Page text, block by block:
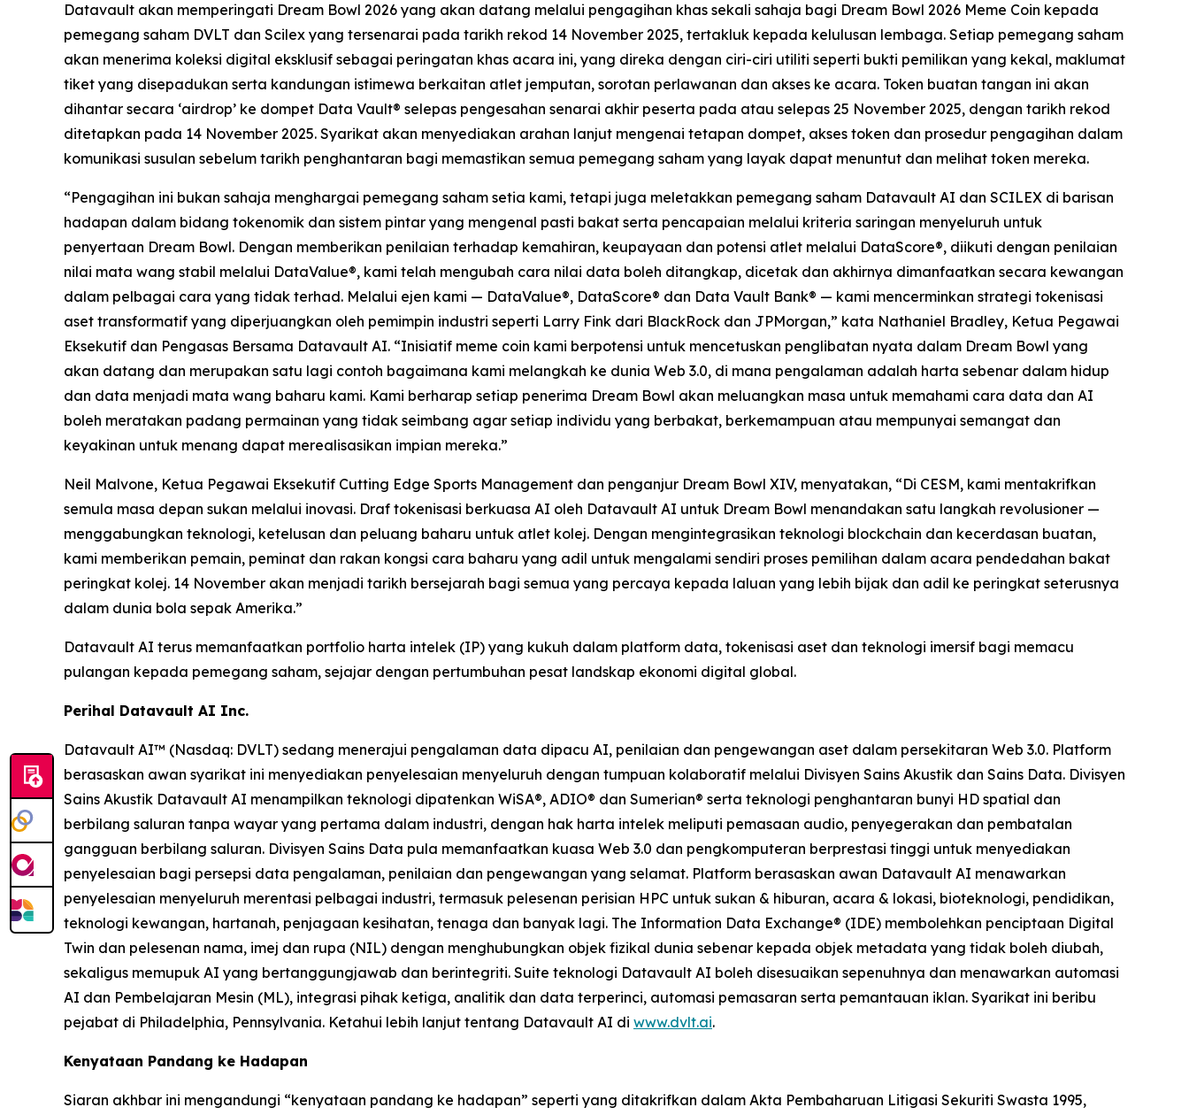
Datavault akan memperingati Dream Bowl 2026 yang akan datang melalui pengagihan khas sekali sahaja bagi Dream Bowl 2026 Meme Coin kepada
pemegang saham DVLT dan Scilex yang tersenarai pada tarikh rekod 14 November 2025, tertakluk kepada kelulusan lembaga. Setiap pemegang saham
akan menerima koleksi digital eksklusif sebagai peringatan khas acara ini, yang direka dengan ciri-ciri utiliti seperti bukti pemilikan yang kekal, maklumat
tiket yang disepadukan serta kandungan istimewa berkaitan atlet jemputan, sorotan perlawanan dan akses ke acara. Token buatan tangan ini akan
dihantar secara ‘airdrop’ ke dompet Data Vault® selepas pengesahan senarai akhir peserta pada atau selepas 25 November 2025, dengan tarikh rekod
ditetapkan pada 14 November 2025. Syarikat akan menyediakan arahan lanjut mengenai tetapan dompet, akses token dan prosedur pengagihan dalam
komunikasi susulan sebelum tarikh penghantaran bagi memastikan semua pemegang saham yang layak dapat menuntut dan melihat token mereka.
“Pengagihan ini bukan sahaja menghargai pemegang saham setia kami, tetapi juga meletakkan pemegang saham Datavault AI dan SCILEX di barisan
hadapan dalam bidang tokenomik dan sistem pintar yang mengenal pasti bakat serta pencapaian melalui kriteria saringan menyeluruh untuk
penyertaan Dream Bowl. Dengan memberikan penilaian terhadap kemahiran, keupayaan dan potensi atlet melalui DataScore®, diikuti dengan penilaian
nilai mata wang stabil melalui DataValue®, kami telah mengubah cara nilai data boleh ditangkap, dicetak dan akhirnya dimanfaatkan secara kewangan
dalam pelbagai cara yang tidak terhad. Melalui ejen kami — DataValue®, DataScore® dan Data Vault Bank® — kami mencerminkan strategi tokenisasi
aset transformatif yang diperjuangkan oleh pemimpin industri seperti Larry Fink dari BlackRock dan JPMorgan,” kata Nathaniel Bradley, Ketua Pegawai
Eksekutif dan Pengasas Bersama Datavault AI. “Inisiatif meme coin kami berpotensi untuk mencetuskan penglibatan nyata dalam Dream Bowl yang
akan datang dan merupakan satu lagi contoh bagaimana kami melangkah ke dunia Web 3.0, di mana pengalaman adalah harta sebenar dalam hidup
dan data menjadi mata wang baharu kami. Kami berharap setiap penerima Dream Bowl akan meluangkan masa untuk memahami cara data dan AI
boleh meratakan padang permainan yang tidak seimbang agar setiap individu yang berbakat, berkemampuan atau mempunyai semangat dan
keyakinan untuk menang dapat merealisasikan impian mereka.”
Neil Malvone, Ketua Pegawai Eksekutif Cutting Edge Sports Management dan penganjur Dream Bowl XIV, menyatakan, “Di CESM, kami mentakrifkan
semula masa depan sukan melalui inovasi. Draf tokenisasi berkuasa AI oleh Datavault AI untuk Dream Bowl menandakan satu langkah revolusioner —
menggabungkan teknologi, ketelusan dan peluang baharu untuk atlet kolej. Dengan mengintegrasikan teknologi blockchain dan kecerdasan buatan,
kami memberikan pemain, peminat dan rakan kongsi cara baharu yang adil untuk mengalami sendiri proses pemilihan dalam acara pendedahan bakat
peringkat kolej. 14 November akan menjadi tarikh bersejarah bagi semua yang percaya kepada laluan yang lebih bijak dan adil ke peringkat seterusnya
dalam dunia bola sepak Amerika.”
Datavault AI terus memanfaatkan portfolio harta intelek (IP) yang kukuh dalam platform data, tokenisasi aset dan teknologi imersif bagi memacu
pulangan kepada pemegang saham, sejajar dengan pertumbuhan pesat landskap ekonomi digital global.
Perihal Datavault AI Inc.
Datavault AI™ (Nasdaq: DVLT) sedang menerajui pengalaman data dipacu AI, penilaian dan pengewangan aset dalam persekitaran Web 3.0. Platform
berasaskan awan syarikat ini menyediakan penyelesaian menyeluruh dengan tumpuan kolaboratif melalui Divisyen Sains Akustik dan Sains Data. Divisyen
Sains Akustik Datavault AI menampilkan teknologi dipatenkan WiSA®, ADIO® dan Sumerian® serta teknologi penghantaran bunyi HD spatial dan
berbilang saluran tanpa wayar yang pertama dalam industri, dengan hak harta intelek meliputi pemasaan audio, penyegerakan dan pembatalan
gangguan berbilang saluran. Divisyen Sains Data pula memanfaatkan kuasa Web 3.0 dan pengkomputeran berprestasi tinggi untuk menyediakan
penyelesaian bagi persepsi data pengalaman, penilaian dan pengewangan yang selamat. Platform berasaskan awan Datavault AI menawarkan
penyelesaian menyeluruh merentasi pelbagai industri, termasuk pelesenan perisian HPC untuk sukan & hiburan, acara & lokasi, bioteknologi, pendidikan,
teknologi kewangan, hartanah, penjagaan kesihatan, tenaga dan banyak lagi. The Information Data Exchange® (IDE) membolehkan penciptaan Digital
Twin dan pelesenan nama, imej dan rupa (NIL) dengan menghubungkan objek fizikal dunia sebenar kepada objek metadata yang tidak boleh diubah,
sekaligus memupuk AI yang bertanggungjawab dan berintegriti. Suite teknologi Datavault AI boleh disesuaikan sepenuhnya dan menawarkan automasi
AI dan Pembelajaran Mesin (ML), integrasi pihak ketiga, analitik dan data terperinci, automasi pemasaran serta pemantauan iklan. Syarikat ini beribu
pejabat di Philadelphia, Pennsylvania. Ketahui lebih lanjut tentang Datavault AI di www.dvlt.ai.
Kenyataan Pandang ke Hadapan
Siaran akhbar ini mengandungi “kenyataan pandang ke hadapan” seperti yang ditakrifkan dalam Akta Pembaharuan Litigasi Sekuriti Swasta 1995,